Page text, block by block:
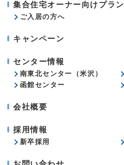
集合住宅オーナー向けプラン
ご入居の方へ
キャンペーン
センター情報
南東北センター（米沢）
函館センター
会社概要
採用情報
新卒採用